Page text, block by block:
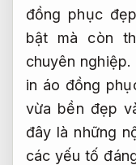
đồng phục
bật mà còn
chuyên
in áo đồng
vừa bền đẹp
đây là những
các yếu tố